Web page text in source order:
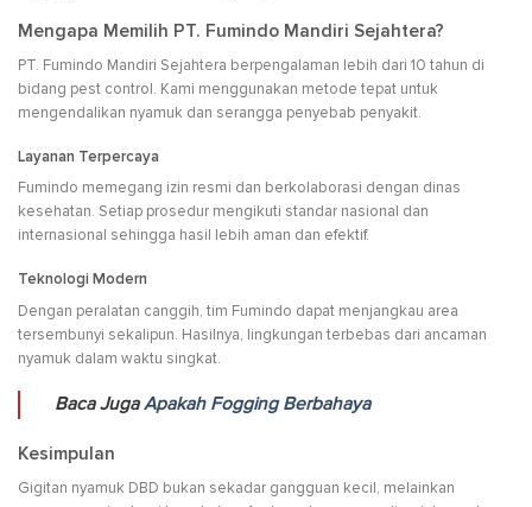
Mengapa Memilih PT. Fumindo Mandiri Sejahtera?
PT. Fumindo Mandiri Sejahtera berpengalaman lebih dari 10 tahun di
bidang pest control. Kami menggunakan metode tepat untuk
mengendalikan nyamuk dan serangga penyebab penyakit.
Layanan Terpercaya
Fumindo memegang izin resmi dan berkolaborasi dengan dinas
kesehatan. Setiap prosedur mengikuti standar nasional dan
internasional sehingga hasil lebih aman dan efektif.
Teknologi Modern
Dengan peralatan canggih, tim Fumindo dapat menjangkau area
tersembunyi sekalipun. Hasilnya, lingkungan terbebas dari ancaman
nyamuk dalam waktu singkat.
Baca JugaApakah Fogging Berbahaya
Kesimpulan
Gigitan nyamuk DBD bukan sekadar gangguan kecil, melainkan